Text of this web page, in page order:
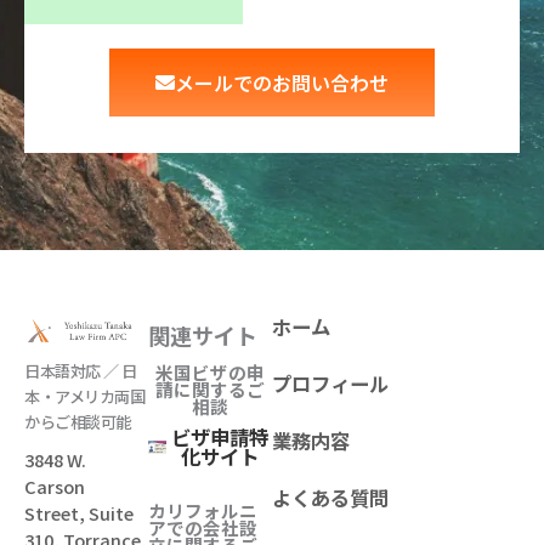
メールでのお問い合わせ
日本語対応 ／ 日
本・アメリカ両国
からご相談可能
3848 W.
Carson
Street, Suite
310, Torrance,
関連サイト
米国ビザの申
請に関するご
相談
ビザ申請特
化サイト
カリフォルニ
アでの会社設
ホーム
プロフィール
業務内容
よくある質問